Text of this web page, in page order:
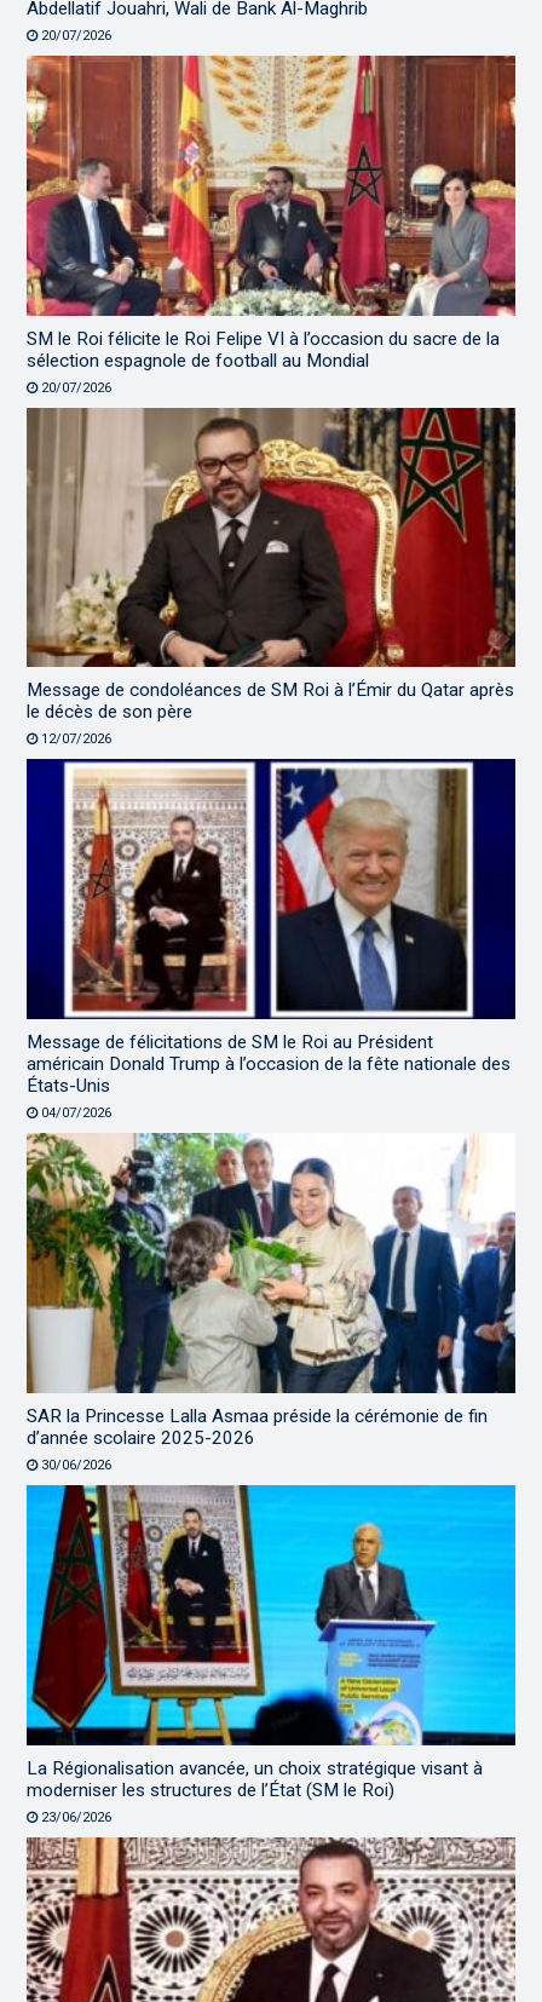
Abdellatif Jouahri, Wali de Bank Al-Maghrib
20/07/2026
SM le Roi félicite le Roi Felipe VI à l’occasion du sacre de la
sélection espagnole de football au Mondial
20/07/2026
Message de condoléances de SM Roi à l’Émir du Qatar après
le décès de son père
12/07/2026
Message de félicitations de SM le Roi au Président
américain Donald Trump à l’occasion de la fête nationale des
États-Unis
04/07/2026
SAR la Princesse Lalla Asmaa préside la cérémonie de fin
d’année scolaire 2025-2026
30/06/2026
La Régionalisation avancée, un choix stratégique visant à
moderniser les structures de l’État (SM le Roi)
23/06/2026